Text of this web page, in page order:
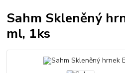
Sahm Skleněný
ml, 1ks